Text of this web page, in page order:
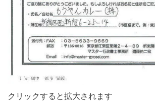
クリックすると拡大されます